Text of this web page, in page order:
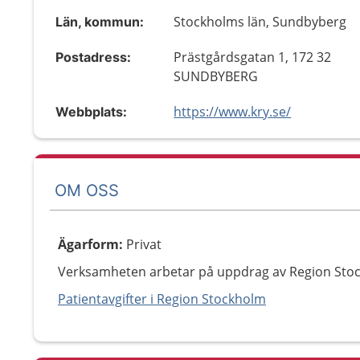
Län, kommun: Stockholms län, Sundbyberg
Postadress:
Prästgårdsgatan 1, 172 32
SUNDBYBERG
Webbplats: https://www.kry.se/
OM OSS
Ägarform: Privat
Verksamheten arbetar på uppdrag av Region
Patientavgifter i Region Stockholm